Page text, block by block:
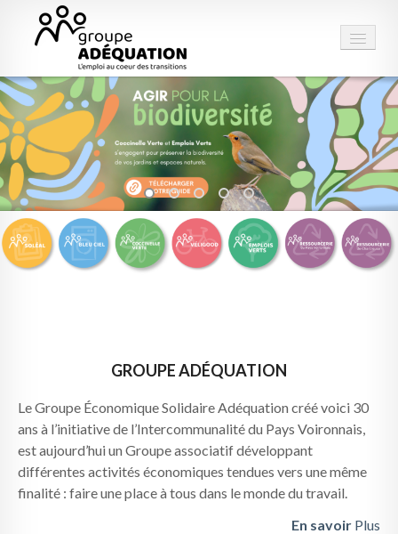
LE GROUPE
STRUCTURES
PRESTATIONS
ESPACE EMPLOI
GROUPE ADÉQUATION
Le Groupe Économique Solidaire Adéquation créé voici 30
ans à l’initiative de l’Intercommunalité du Pays Voironnais,
est aujourd’hui un Groupe associatif développant
différentes activités économiques tendues vers une même
finalité : faire une place à tous dans le monde du travail.
En savoir Plus